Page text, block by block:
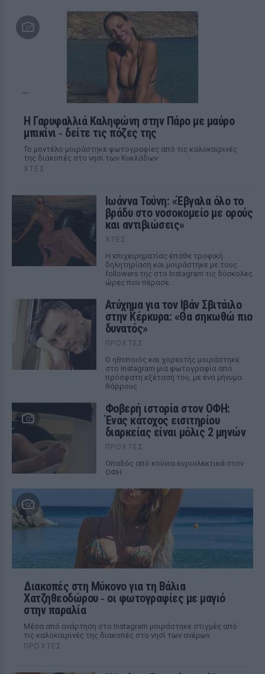
Η Γαρυφαλλιά Καληφώνη στην Πάρο με μαύρο
μπικίνι ‑ δείτε τις πόζες της
Το μοντέλο μοιράστηκε φωτογραφίες από τις καλοκαιρινές
της διακοπές στο νησί των Κυκλάδων
ΧΤΕΣ
Ιωάννα Τούνη: «Έβγαλα όλο το
βράδυ στο νοσοκομείο με ορούς
και αντιβιώσεις»
ΧΤΕΣ
Η επιχειρηματίας έπαθε τροφική
δηλητηρίαση και μοιράστηκε με τους
followers της στο Instagram τις δύσκολες
ώρες που πέρασε.
Ατύχημα για τον Ιβάν Σβιτάιλο
στην Κέρκυρα: «Θα σηκωθώ πιο
δυνατός»
ΠΡΟΧΤΈΣ
Ο ηθοποιός και χορευτής μοιράστηκε
στο Instagram μια φωτογραφία από
πρόσφατη εξέτασή του, με ένα μήνυμα
θάρρους
Φοβερή ιστορία στον ΟΦΗ:
Ένας κάτοχος εισιτηρίου
διαρκείας είναι μόλις 2 μηνών
ΠΡΟΧΤΈΣ
Οπαδός από κούνια κυριολεκτικά στον
ΟΦΗ
Διακοπές στη Μύκονο για τη Βάλια
Χατζηθεοδώρου ‑ οι φωτογραφίες με μαγιό
στην παραλία
Μέσα από ανάρτηση στο Instagram μοιράστηκε στιγμές από
τις καλοκαιρινές της διακοπές στο νησί των ανέμων
ΠΡΟΧΤΈΣ